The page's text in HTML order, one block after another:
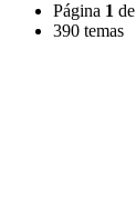
Página 1 de
390 temas